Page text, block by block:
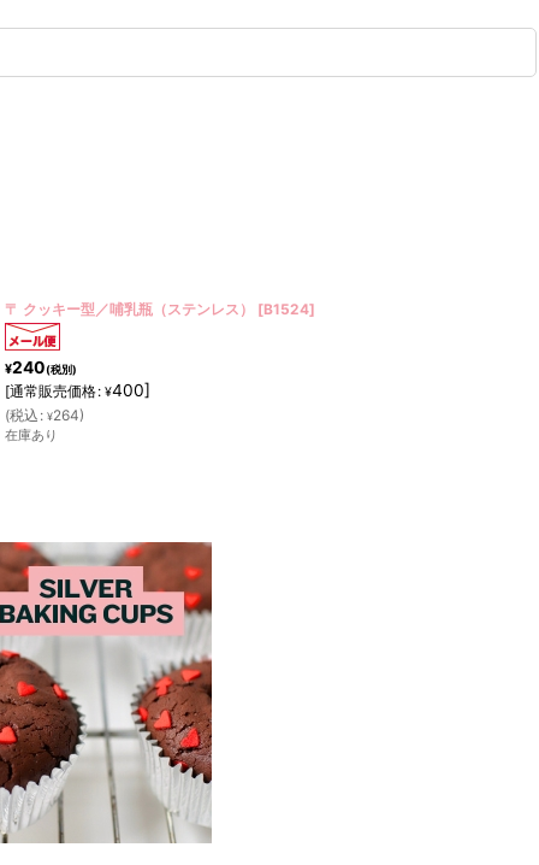
〒 クッキー型／ダブルハート [B1145
¥240(税別)
[通常販売価格: ¥400]
(税込 : ¥264)
在庫あり